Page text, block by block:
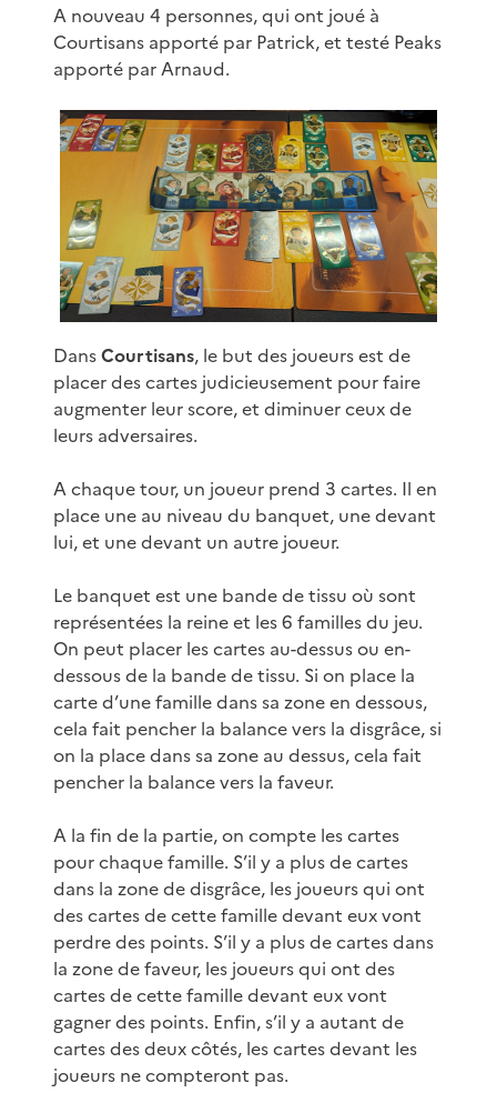
A nouveau 4 personnes, qui ont joué à
Courtisans apporté par Patrick, et testé Peaks
apporté par Arnaud.
DansCourtisans, le but des joueurs est de
placer des cartes judicieusement pour faire
augmenter leur score, et diminuer ceux de
leurs adversaires.
A chaque tour, un joueur prend 3 cartes. Il en
place une au niveau du banquet, une devant
lui, et une devant un autre joueur.
Le banquet est une bande de tissu où sont
représentées la reine et les 6 familles du jeu.
On peut placer les cartes au-dessus ou en-
dessous de la bande de tissu. Si on place la
carte d’une famille dans sa zone en dessous,
cela fait pencher la balance vers la disgrâce, si
on la place dans sa zone au dessus, cela fait
pencher la balance vers la faveur.
A la fin de la partie, on compte les cartes
pour chaque famille. S’il y a plus de cartes
dans la zone de disgrâce, les joueurs qui ont
des cartes de cette famille devant eux vont
perdre des points. S’il y a plus de cartes dans
la zone de faveur, les joueurs qui ont des
cartes de cette famille devant eux vont
gagner des points. Enfin, s’il y a autant de
cartes des deux côtés, les cartes devant les
joueurs ne compteront pas.